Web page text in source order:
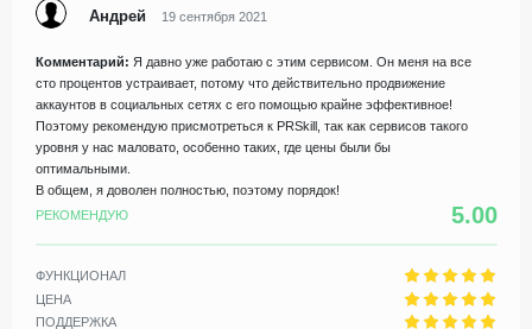
Андрей 19 сентября 2021
Комментарий: Я давно уже работаю с этим сервисом. Он меня на все
сто процентов устраивает, потому что действительно продвижение
аккаунтов в социальных сетях с его помощью крайне эффективное!
Поэтому рекомендую присмотреться к PRSkill, так как сервисов такого
уровня у нас маловато, особенно таких, где цены были бы
оптимальными.
В общем, я доволен полностью, поэтому порядок!
РЕКОМЕНДУЮ
5.00
ФУНКЦИОНАЛ
ЦЕНА
ПОДДЕРЖКА